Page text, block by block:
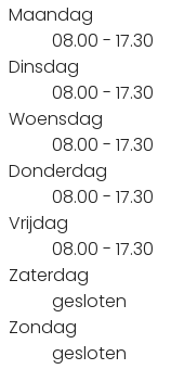
Maandag
08.00 - 17.30
Dinsdag
08.00 - 17.30
Woensdag
08.00 - 17.30
Donderdag
08.00 - 17.30
Vrijdag
08.00 - 17.30
Zaterdag
gesloten
Zondag
gesloten